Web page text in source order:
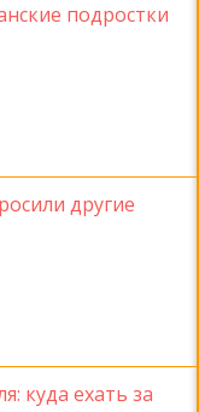
подростки
другие
куда ехать за